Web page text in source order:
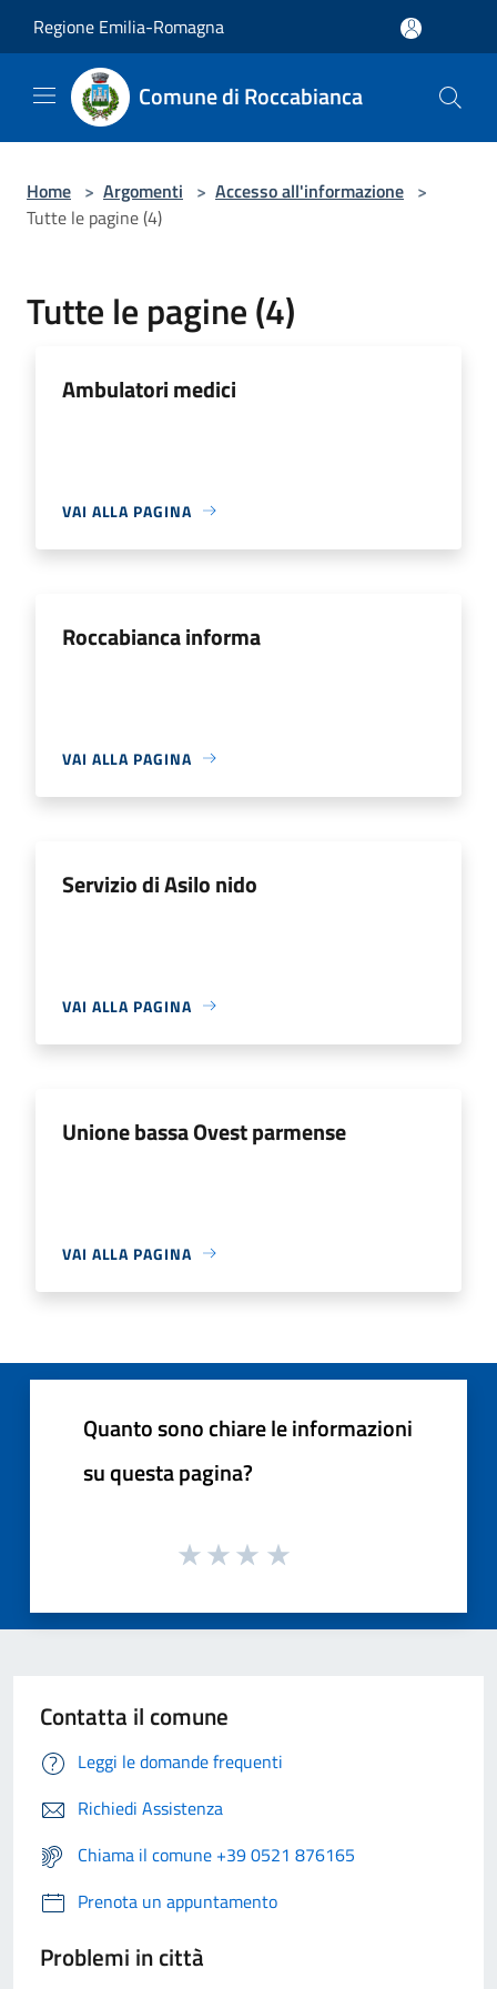
Regione Emilia-Romagna
Comune di Roccabianca
Home > Argomenti > Accesso all'informazione >
Tutte le pagine (4)
Tutte le pagine (4)
Ambulatori medici
VAI ALLA PAGINA
Roccabianca informa
VAI ALLA PAGINA
Servizio di Asilo nido
VAI ALLA PAGINA
Unione bassa Ovest parmense
VAI ALLA PAGINA
Quanto sono chiare le informazioni
su questa pagina?
Contatta il comune
Leggi le domande frequenti
Richiedi Assistenza
Chiama il comune +39 0521 876165
Prenota un appuntamento
Problemi in città